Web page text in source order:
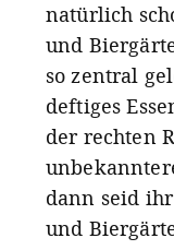
natürlich
und
so zentral
deftiges
der rechten
dann seid
und